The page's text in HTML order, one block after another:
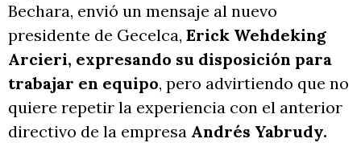
Bechara, envió un mensaje al nuevo
presidente de Gecelca, Erick Wehdeking
Arcieri, expresando su disposición para
trabajar en equipo, pero advirtiendo que no
quiere repetir la experiencia con el anterior
directivo de la empresa Andrés Yabrudy.